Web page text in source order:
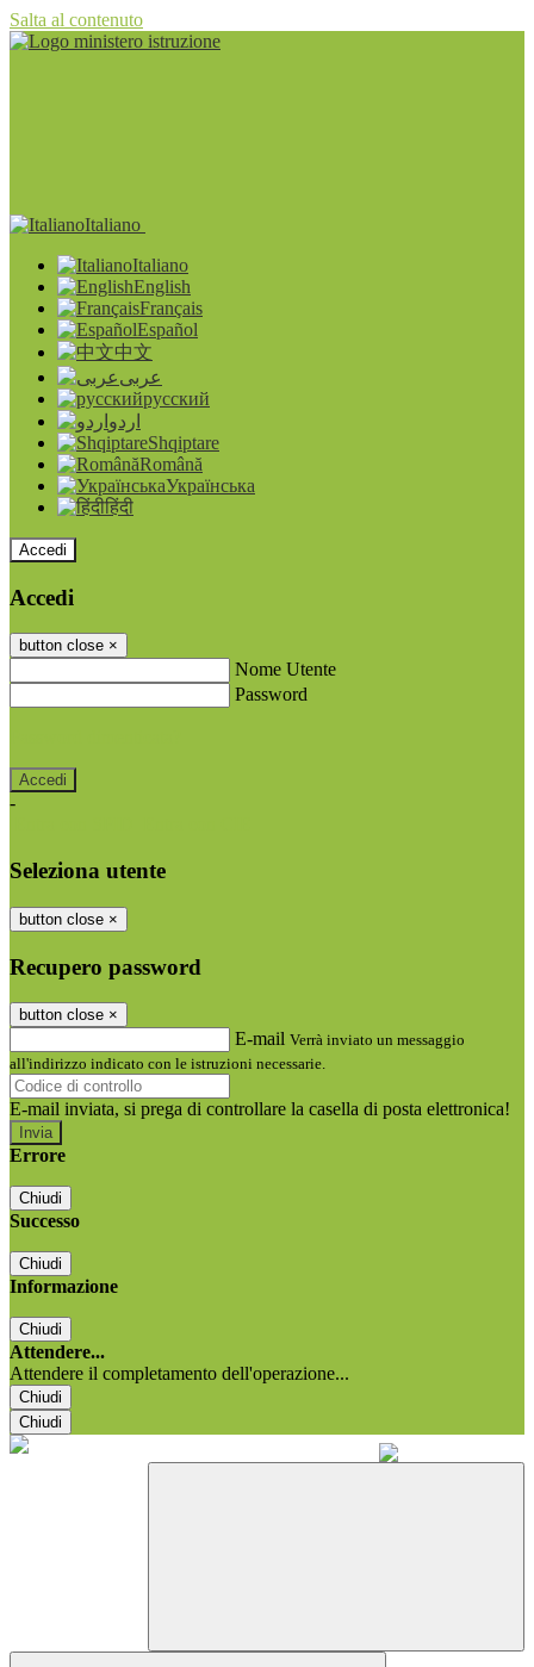
Salta al contenuto
Italiano
Italiano
English
Français
Español
中文
عربى
русский
اردو
Shqiptare
Română
Українська
हिंदी
Accedi
Accedi
button close ×
Nome Utente
Password
-
Seleziona utente
button close ×
Recupero password
button close ×
E-mail Verrà inviato un messaggio
all'indirizzo indicato con le istruzioni necessarie.
E-mail inviata, si prega di controllare la casella di posta elettronica!
Errore
Chiudi
Successo
Chiudi
Informazione
Chiudi
Attendere...
Attendere il completamento dell'operazione...
Chiudi
Chiudi